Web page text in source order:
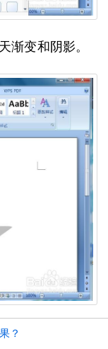
渐变和阴影。
？